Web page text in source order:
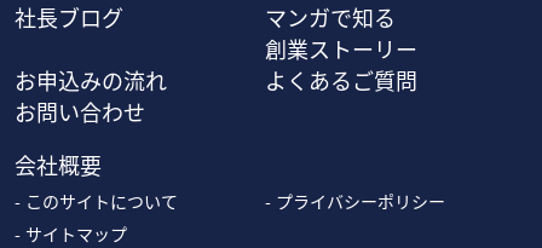
社長ブログ
マンガで知る
創業ストーリー
お申込みの流れ
よくあるご質問
お問い合わせ
会社概要
このサイトについて
プライバシーポリシー
サイトマップ